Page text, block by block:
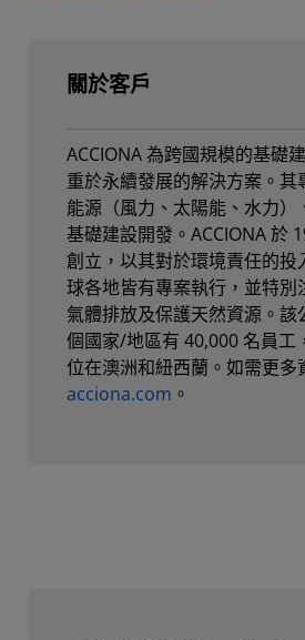
關於客戶
ACCIONA 為跨國規模的基礎
重於永續發展的解決方案。其
能源（風力、太陽能、水力）
基礎建設開發。ACCIONA 於
創立，以其對於環境責任的投
球各地皆有專案執行，並特別
氣體排放及保護天然資源。該
個國家/地區有 40,000 名員工
位在澳洲和紐西蘭。如需更多
acciona.com 。